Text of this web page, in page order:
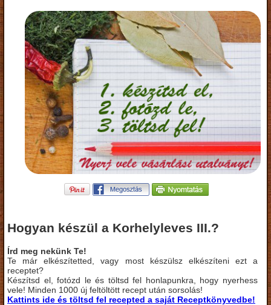
Hogyan készül a Korhelyleves III.?
Írd meg nekünk Te!
Te már elkészítetted, vagy most készülsz elkészíteni ezt a
receptet?
Készítsd el, fotózd le és töltsd fel honlapunkra, hogy nyerhess
vele! Minden 1000 új feltöltött recept után sorsolás!
Kattints ide és töltsd fel recepted a saját Receptkönyvedbe!